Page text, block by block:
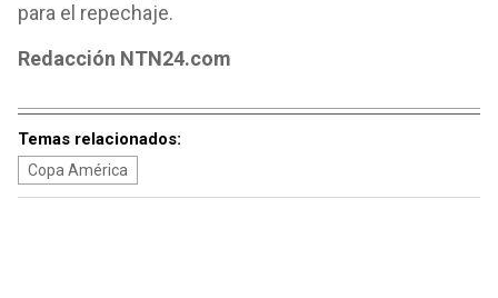
para el repechaje.
Redacción NTN24.com
Temas relacionados:
Copa América